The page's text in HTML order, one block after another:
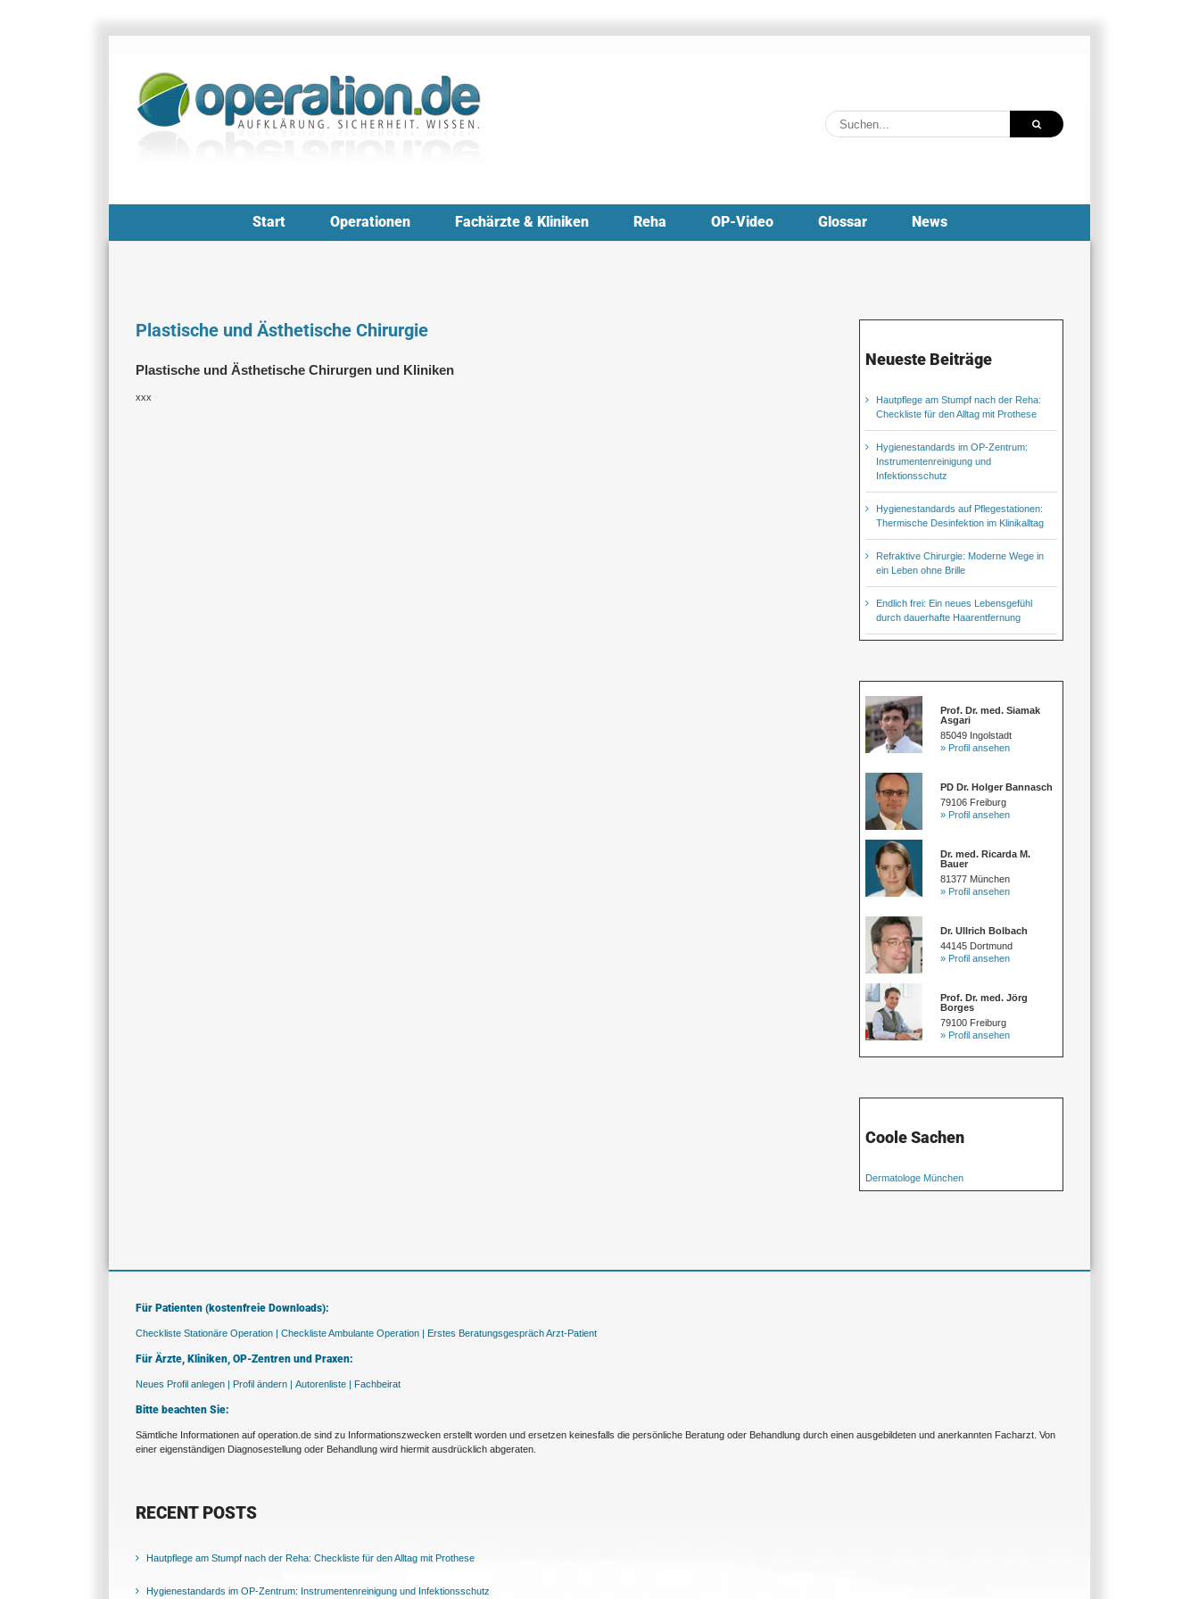
Suche
nach:
Start Operationen Fachärzte & Kliniken Reha OP-Video Glossar News
Plastische und Ästhetische Chirurgie
Plastische und Ästhetische Chirurgen und Kliniken
xxx
Neueste Beiträge
Hautpflege am Stumpf nach der Reha:
Checkliste für den Alltag mit Prothese
Hygienestandards im OP-Zentrum:
Instrumentenreinigung und
Infektionsschutz
Hygienestandards auf Pflegestationen:
Thermische Desinfektion im Klinikalltag
Refraktive Chirurgie: Moderne Wege in
ein Leben ohne Brille
Endlich frei: Ein neues Lebensgefühl
durch dauerhafte Haarentfernung
Prof. Dr. med. Siamak
Asgari
85049 Ingolstadt
» Profil ansehen
PD Dr. Holger Bannasch
79106 Freiburg
» Profil ansehen
Dr. med. Ricarda M.
Bauer
81377 München
» Profil ansehen
Dr. Ullrich Bolbach
44145 Dortmund
» Profil ansehen
Prof. Dr. med. Jörg
Borges
79100 Freiburg
» Profil ansehen
Coole Sachen
Dermatologe München
Für Patienten (kostenfreie Downloads):
Checkliste Stationäre Operation | Checkliste Ambulante Operation | Erstes Beratungsgespräch Arzt-Patient
Für Ärzte, Kliniken, OP-Zentren und Praxen:
Neues Profil anlegen | Profil ändern | Autorenliste | Fachbeirat
Bitte beachten Sie:
Sämtliche Informationen auf operation.de sind zu Informationszwecken erstellt worden und ersetzen keinesfalls die persönliche Beratung oder Behandlung durch einen ausgebildeten und anerkannten Facharzt. Von
einer eigenständigen Diagnosestellung oder Behandlung wird hiermit ausdrücklich abgeraten.
RECENT POSTS
Hautpflege am Stumpf nach der Reha: Checkliste für den Alltag mit Prothese
Hygienestandards im OP-Zentrum: Instrumentenreinigung und Infektionsschutz